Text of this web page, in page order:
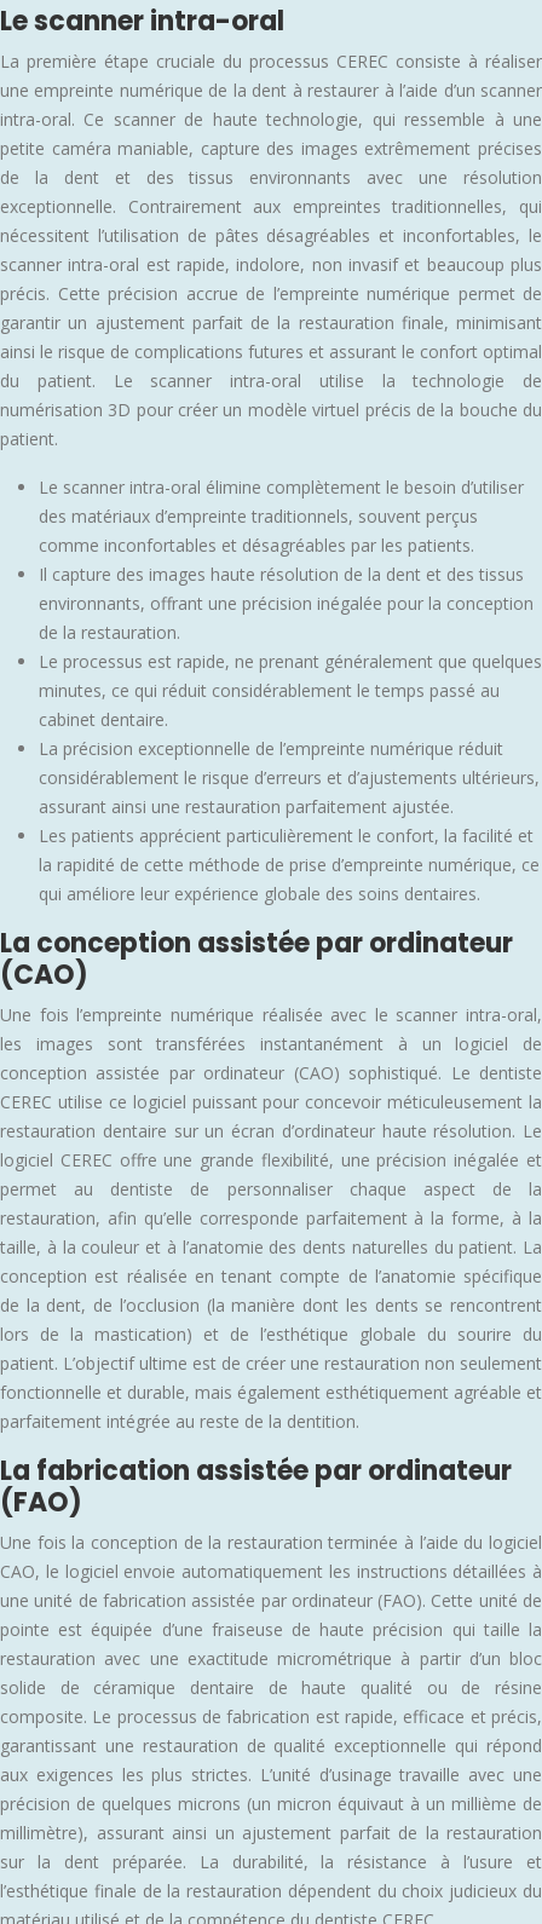
Le scanner intra-oral
La première étape cruciale du processus CEREC consiste à réaliser
une empreinte numérique de la dent à restaurer à l’aide d’un scanner
intra-oral. Ce scanner de haute technologie, qui ressemble à une
petite caméra maniable, capture des images extrêmement précises
de la dent et des tissus environnants avec une résolution
exceptionnelle. Contrairement aux empreintes traditionnelles, qui
nécessitent l’utilisation de pâtes désagréables et inconfortables, le
scanner intra-oral est rapide, indolore, non invasif et beaucoup plus
précis. Cette précision accrue de l’empreinte numérique permet de
garantir un ajustement parfait de la restauration finale, minimisant
ainsi le risque de complications futures et assurant le confort optimal
du patient. Le scanner intra-oral utilise la technologie de
numérisation 3D pour créer un modèle virtuel précis de la bouche du
patient.
Le scanner intra-oral élimine complètement le besoin d’utiliser
des matériaux d’empreinte traditionnels, souvent perçus
comme inconfortables et désagréables par les patients.
Il capture des images haute résolution de la dent et des tissus
environnants, offrant une précision inégalée pour la conception
de la restauration.
Le processus est rapide, ne prenant généralement que quelques
minutes, ce qui réduit considérablement le temps passé au
cabinet dentaire.
La précision exceptionnelle de l’empreinte numérique réduit
considérablement le risque d’erreurs et d’ajustements ultérieurs,
assurant ainsi une restauration parfaitement ajustée.
Les patients apprécient particulièrement le confort, la facilité et
la rapidité de cette méthode de prise d’empreinte numérique, ce
qui améliore leur expérience globale des soins dentaires.
La conception assistée par ordinateur
(CAO)
Une fois l’empreinte numérique réalisée avec le scanner intra-oral,
les images sont transférées instantanément à un logiciel de
conception assistée par ordinateur (CAO) sophistiqué. Le dentiste
CEREC utilise ce logiciel puissant pour concevoir méticuleusement la
restauration dentaire sur un écran d’ordinateur haute résolution. Le
logiciel CEREC offre une grande flexibilité, une précision inégalée et
permet au dentiste de personnaliser chaque aspect de la
restauration, afin qu’elle corresponde parfaitement à la forme, à la
taille, à la couleur et à l’anatomie des dents naturelles du patient. La
conception est réalisée en tenant compte de l’anatomie spécifique
de la dent, de l’occlusion (la manière dont les dents se rencontrent
lors de la mastication) et de l’esthétique globale du sourire du
patient. L’objectif ultime est de créer une restauration non seulement
fonctionnelle et durable, mais également esthétiquement agréable et
parfaitement intégrée au reste de la dentition.
La fabrication assistée par ordinateur
(FAO)
Une fois la conception de la restauration terminée à l’aide du logiciel
CAO, le logiciel envoie automatiquement les instructions détaillées à
une unité de fabrication assistée par ordinateur (FAO). Cette unité de
pointe est équipée d’une fraiseuse de haute précision qui taille la
restauration avec une exactitude micrométrique à partir d’un bloc
solide de céramique dentaire de haute qualité ou de résine
composite. Le processus de fabrication est rapide, efficace et précis,
garantissant une restauration de qualité exceptionnelle qui répond
aux exigences les plus strictes. L’unité d’usinage travaille avec une
précision de quelques microns (un micron équivaut à un millième de
millimètre), assurant ainsi un ajustement parfait de la restauration
sur la dent préparée. La durabilité, la résistance à l’usure et
l’esthétique finale de la restauration dépendent du choix judicieux du
matériau utilisé et de la compétence du dentiste CEREC.